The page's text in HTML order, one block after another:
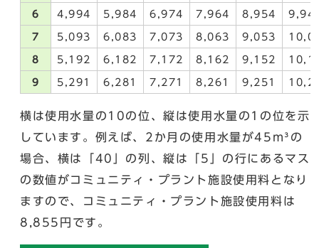
6 4,994 5,984 6,974 7,964 8,954
7 5,093 6,083 7,073 8,063 9,053
8 5,192 6,182 7,172 8,162 9,152
9 5,291 6,281 7,271 8,261 9,251
横は使用水量の10の位、縦は使用水量の1の位を示
しています。例えば、2か月の使用水量が45m³の
場合、横は「40」の列、縦は「5」の行にあるマス
の数値がコミュニティ・プラント施設使用料となり
ますので、コミュニティ・プラント施設使用料は
8,855円です。